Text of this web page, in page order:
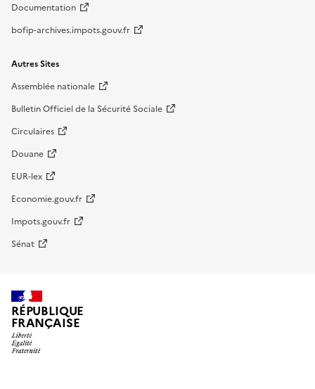
Documentation
bofip-archives.impots.gouv.fr
Autres Sites
Assemblée nationale
Bulletin Officiel de la Sécurité Sociale
Circulaires
Douane
EUR-lex
Economie.gouv.fr
Impots.gouv.fr
Sénat
RÉPUBLIQUE
FRANÇAISE